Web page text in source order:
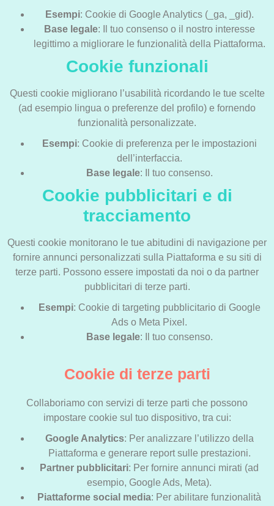
Esempi: Cookie di Google Analytics (_ga, _gid).
Base legale: Il tuo consenso o il nostro interesse
legittimo a migliorare le funzionalità della Piattaforma.
Cookie funzionali
Questi cookie migliorano l’usabilità ricordando le tue scelte
(ad esempio lingua o preferenze del profilo) e fornendo
funzionalità personalizzate.
Esempi: Cookie di preferenza per le impostazioni
dell’interfaccia.
Base legale: Il tuo consenso.
Cookie pubblicitari e di
tracciamento
Questi cookie monitorano le tue abitudini di navigazione per
fornire annunci personalizzati sulla Piattaforma e su siti di
terze parti. Possono essere impostati da noi o da partner
pubblicitari di terze parti.
Esempi: Cookie di targeting pubblicitario di Google
Ads o Meta Pixel.
Base legale: Il tuo consenso.
Cookie di terze parti
Collaboriamo con servizi di terze parti che possono
impostare cookie sul tuo dispositivo, tra cui:
Google Analytics: Per analizzare l’utilizzo della
Piattaforma e generare report sulle prestazioni.
Partner pubblicitari: Per fornire annunci mirati (ad
esempio, Google Ads, Meta).
Piattaforme social media: Per abilitare funzionalità